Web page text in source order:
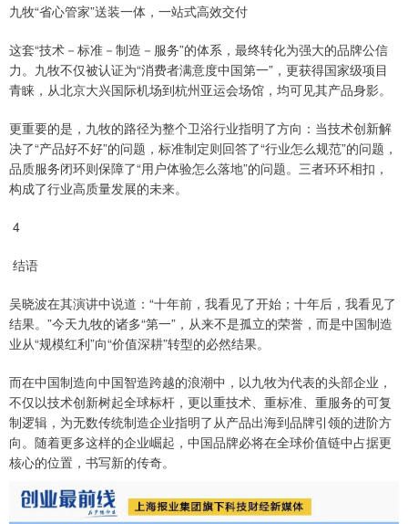
九牧“省心管家”送装一体，一站式高效交付
这套“技术－标准－制造－服务”的体系，最终转化为强大的品牌公信
力。九牧不仅被认证为“消费者满意度中国第一”，更获得国家级项目
青睐，从北京大兴国际机场到杭州亚运会场馆，均可见其产品身影。
更重要的是，九牧的路径为整个卫浴行业指明了方向：当技术创新解
决了“产品好不好”的问题，标准制定则回答了“行业怎么规范”的问题，
品质服务闭环则保障了“用户体验怎么落地”的问题。三者环环相扣，
构成了行业高质量发展的未来。
4
结语
吴晓波在其演讲中说道：“十年前，我看见了开始；十年后，我看见了
结果。”今天九牧的诸多“第一”，从来不是孤立的荣誉，而是中国制造
业从“规模红利”向“价值深耕”转型的必然结果。
而在中国制造向中国智造跨越的浪潮中，以九牧为代表的头部企业，
不仅以技术创新树起全球标杆，更以重技术、重标准、重服务的可复
制逻辑，为无数传统制造企业指明了从产品出海到品牌引领的进阶方
向。随着更多这样的企业崛起，中国品牌必将在全球价值链中占据更
核心的位置，书写新的传奇。